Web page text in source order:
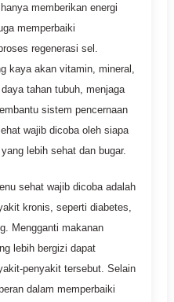
memberikan energi
memperbaiki
regenerasi sel.
kaya akan vitamin, mineral,
tahan tubuh, menjaga
sistem pencernaan
wajib dicoba oleh siapa
lebih sehat dan bugar.
sehat wajib dicoba adalah
kronis, seperti diabetes,
Mengganti makanan
lebih bergizi dapat
penyakit tersebut. Selain
dalam memperbaiki